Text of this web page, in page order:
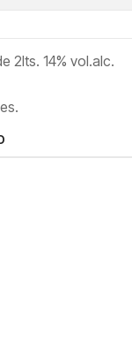
2lts. 14% vol.alc.